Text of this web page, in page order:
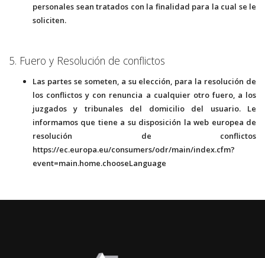
personales sean tratados con la finalidad para la cual se le
soliciten.
5. Fuero y Resolución de conflictos
Las partes se someten, a su elección, para la resolución de
los conflictos y con renuncia a cualquier otro fuero, a los
juzgados y tribunales del domicilio del usuario. Le
informamos que tiene a su disposición la web europea de
resolución de conflictos
https://ec.europa.eu/consumers/odr/main/index.cfm?
event=main.home.chooseLanguage